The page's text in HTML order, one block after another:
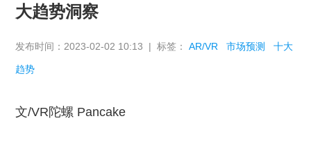
大趋势洞察
发布时间：2023-02-02 10:13 | 标签：AR/VR 市场预测 十大
趋势
文/VR陀螺 Pancake